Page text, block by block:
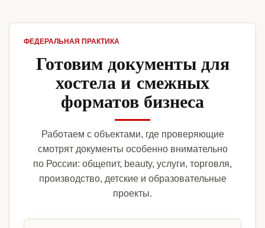
ФЕДЕРАЛЬНАЯ ПРАКТИКА
Готовим документы для
хостела и смежных
форматов бизнеса
Работаем с объектами, где проверяющие
смотрят документы особенно внимательно
по России: общепит, beauty, услуги, торговля,
производство, детские и образовательные
проекты.